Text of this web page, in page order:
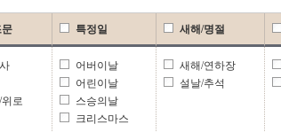
로
특정일
어버이날
어린이날
스승의날
크리스마스
새해/명절
새해/연하장
설날/추석